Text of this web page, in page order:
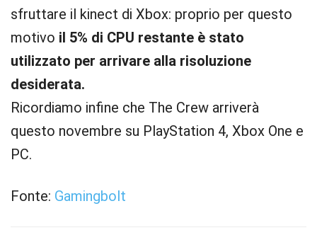
sfruttare il kinect di Xbox: proprio per questo
motivo il 5% di CPU restante è stato
utilizzato per arrivare alla risoluzione
desiderata.
Ricordiamo infine che The Crew arriverà
questo novembre su PlayStation 4, Xbox One e
PC.
Fonte: Gamingbolt